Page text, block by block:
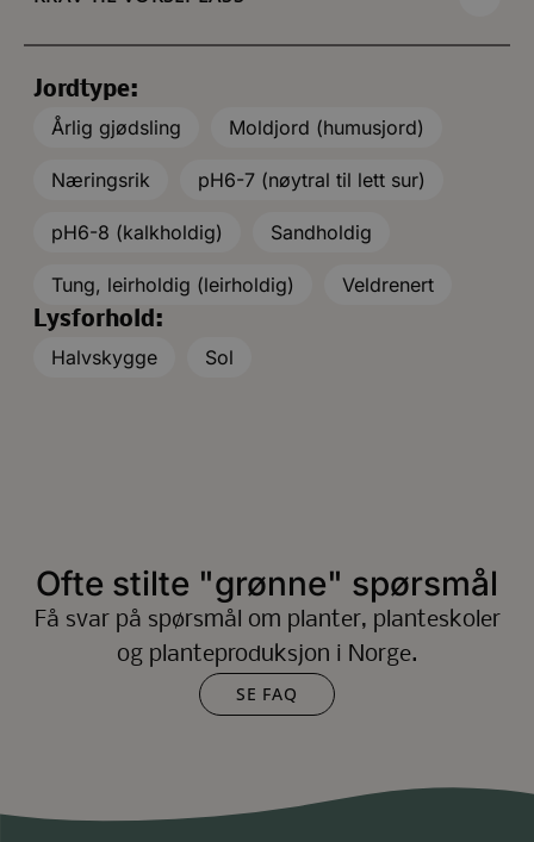
Jordtype:
Årlig gjødsling
Moldjord (humusjord)
Næringsrik pH6-7 (nøytral til lett sur)
pH6-8 (kalkholdig) Sandholdig
Tung, leirholdig (leirholdig)
Veldrenert
Lysforhold:
Halvskygge
Sol
Ofte stilte "grønne" spørsmål
Få svar på spørsmål om planter, planteskoler
og planteproduksjon i Norge.
SE FAQ